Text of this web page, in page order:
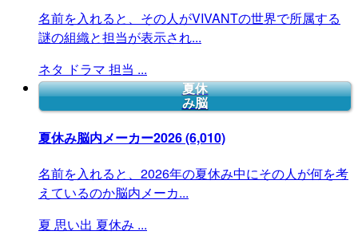
名前を入れると、その人がVIVANTの世界で所属する
謎の組織と担当が表示され...
ネタ ドラマ 担当 ...
夏休
み脳
夏休み脳内メーカー2026(6,010)
名前を入れると、2026年の夏休み中にその人が何を考
えているのか脳内メーカ...
夏 思い出 夏休み ...